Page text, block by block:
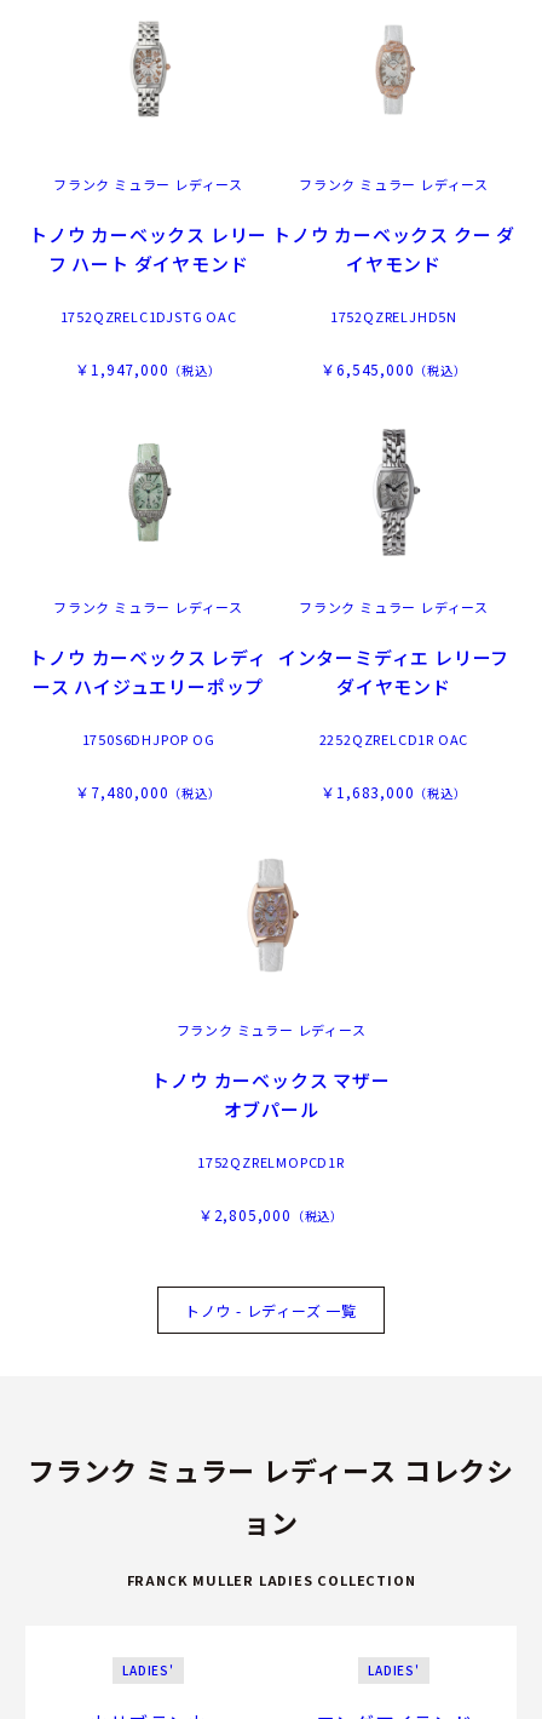
フランク ミュラー レディース
トノウ カーベックス レリー
フ ハート ダイヤモンド
1752QZRELC1DJSTG OAC
￥1,947,000 （税込）
フランク ミュラー レディース
トノウ カーベックス クー ダ
イヤモンド
1752QZRELJHD5N
￥6,545,000 （税込）
フランク ミュラー レディース
トノウ カーベックス レディ
ース ハイジュエリーポップ
1750S6DHJPOP OG
￥7,480,000 （税込）
フランク ミュラー レディース
インターミディエ レリーフ
ダイヤモンド
2252QZRELCD1R OAC
￥1,683,000 （税込）
フランク ミュラー レディース
トノウ カーベックス マザー
オブパール
1752QZRELMOPCD1R
￥2,805,000 （税込）
トノウ - レディーズ 一覧
フランク ミュラー レディース コレクシ
ョン
FRANCK MULLER LADIES COLLECTION
LADIES' LADIES'